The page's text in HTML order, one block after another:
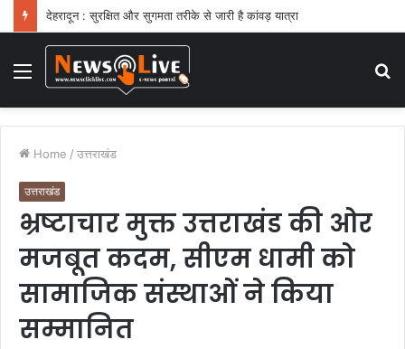
देवप्रयाग के पास वाहन खाई में गिरा, 05 की मौत, 01 घायल
Menu
Home / उत्तराखंड
उत्तराखंड
भ्रष्टाचार मुक्त उत्तराखंड की ओर
मजबूत कदम, सीएम धामी को
सामाजिक संस्थाओं ने किया
सम्मानित